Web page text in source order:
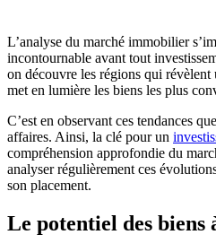
L’analyse du marché immobilier
incontournable avant tout
on découvre les régions qui
met en lumière les biens les plus
C’est en observant ces tendances
affaires. Ainsi, la clé pour un
compréhension approfondie du
analyser régulièrement ces
son placement.
Le potentiel des biens